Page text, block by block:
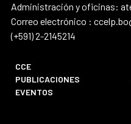
Administración y oficinas:
Correo electrónico :
(+591) 2-2145214
CCE
PUBLICACIONES
EVENTOS